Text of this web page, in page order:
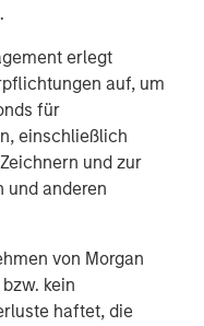
erlegt
auf, um
für
einschließlich
und zur
und anderen
von Morgan
kein
haftet, die
collect the tariffs yet,
will likely be
may struggle with
post-COVID-19
through 100% of
this, but Tier 2 and
need to share some